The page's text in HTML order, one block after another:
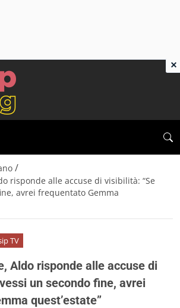
/
risponde alle accuse di visibilità: “Se
avrei frequentato Gemma
TV
Aldo risponde alle accuse di
un secondo fine, avrei
quest’estate”
×